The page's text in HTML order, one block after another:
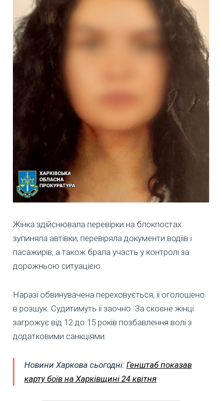
Жінка здійснювала перевірки на блокпостах:
зупиняла автівки, перевіряла документи водіїв і
пасажирів, а також брала участь у контролі за
дорожньою ситуацією.
Наразі обвинувачена переховується, її оголошено
в розшук. Судитимуть її заочно. За скоєне жінці
загрожує від 12 до 15 років позбавлення волі з
додатковими санкціями.
Новини Харкова сьогодні: Генштаб показав
карту боїв на Харківщині 24 квітня